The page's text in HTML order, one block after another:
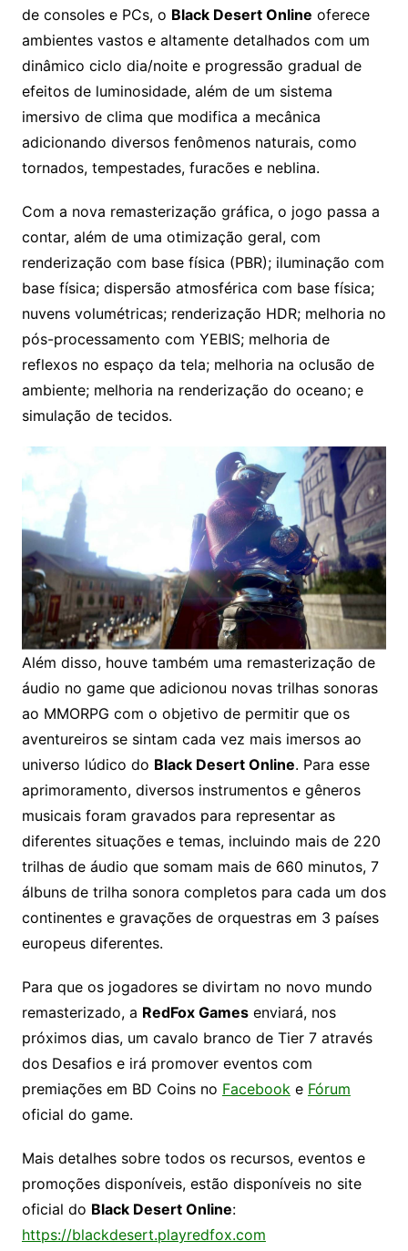
de consoles e PCs, o Black Desert Online oferece
ambientes vastos e altamente detalhados com um
dinâmico ciclo dia/noite e progressão gradual de
efeitos de luminosidade, além de um sistema
imersivo de clima que modifica a mecânica
adicionando diversos fenômenos naturais, como
tornados, tempestades, furacões e neblina.
Com a nova remasterização gráfica, o jogo passa a
contar, além de uma otimização geral, com
renderização com base física (PBR); iluminação com
base física; dispersão atmosférica com base física;
nuvens volumétricas; renderização HDR; melhoria no
pós-processamento com YEBIS; melhoria de
reflexos no espaço da tela; melhoria na oclusão de
ambiente; melhoria na renderização do oceano; e
simulação de tecidos.
Além disso, houve também uma remasterização de
áudio no game que adicionou novas trilhas sonoras
ao MMORPG com o objetivo de permitir que os
aventureiros se sintam cada vez mais imersos ao
universo lúdico do Black Desert Online. Para esse
aprimoramento, diversos instrumentos e gêneros
musicais foram gravados para representar as
diferentes situações e temas, incluindo mais de 220
trilhas de áudio que somam mais de 660 minutos, 7
álbuns de trilha sonora completos para cada um dos
continentes e gravações de orquestras em 3 países
europeus diferentes.
Para que os jogadores se divirtam no novo mundo
remasterizado, a RedFox Gamesenviará, nos
próximos dias, um cavalo branco de Tier 7 através
dos Desafios e irá promover eventos com
premiações em BD Coins no Facebook e Fórum
oficial do game.
Mais detalhes sobre todos os recursos, eventos e
promoções disponíveis, estão disponíveis no site
oficial do Black Desert Online:
https://blackdesert.playredfox.com